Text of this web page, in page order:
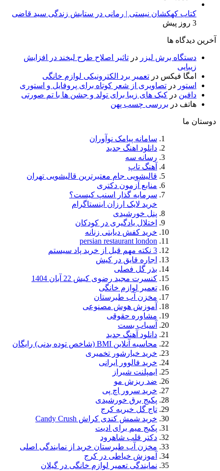
کتاب کهکشان نیستی | رمانی در ستایش زندگی سید قاضی
3 روز پیش
آخرین دیدگاه ها
دستگاه برش لیزر در تاثیر اصلاح طرح لبخند در افزایش
زیبایی
امگا فیکس در تعمیر برد الکترونیکی لوازم خانگی
استور در تصاویری از شعر کوتاه برای پروفایل و استوری
دافین در کیک های زیبا برای تولد و جشن ها با تم صورتی
هاتف در بررسی چسب پهن
دوستان ما
سامانه پیامک نوآوران
دانلود اهنگ جدید
رسانه سه
آهنگ تاپ
قالیشویی جام معتبرترین قالیشویی تهران
منابع آزمون دکتری
سرمایه گذار اسنپ کیست؟
خرید لایک ارزان اینستاگرام
پنل خورشیدی
اختلال یادگیری در کودکان
خرید کفش دیابتی زنانه
persian restaurant london
3 نکته مهم قبل از خرید پاد سیستم
اجاره قایق در کیش
بذر گل فصلی
کنسرت مجید رضوی کیش 22 آبان 1404
تعمیر لوازم خانگی
مخزن آب طبرستان
آموزش هوش مصنوعی
مشاوره حقوقی
آسیاب بست
دانلود آهنگ جدید
محاسبه آنلاین BMI (شاخص توده بدنی) رایگان
خرید خیارشور تخمیری
خرید فالوور ایرانی
ایمپلنت شیراز
ضد ریزش مو
خرید سرور اچ پی
پکیج برق خورشیدی
تاج گل خیریه کرج
خرید شمش کندی کراش Candy Crush
پکیج میم برای ادیت
دکتر قلب شاهرود
مخزن آب طبرستان خرید از نمایندگی اصلی
آموزش خیاطی در کرج
نمایندگی تعمیر لوازم خانگی در گیلان